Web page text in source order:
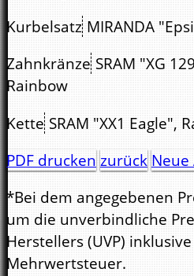
Kurbelsatz MIRANDA
Zahnkränze SRAM "XG
Rainbow
Kette SRAM "XX1 Eagle",
PDF drucken zurück Neue
*Bei dem angegebenen
um die unverbindliche
Herstellers (UVP)
Mehrwertsteuer.